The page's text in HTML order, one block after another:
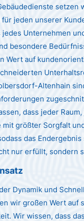
setzen
jeden unserer
Unternehmen
besondere
Wert auf
Altenhain
dass jeder
mit größter Sorgfalt
das Endergebnis
nur erfüllt, sondern
Dynamik und
wir großen Wert auf
Wir wissen, dass das